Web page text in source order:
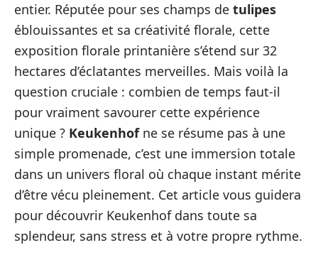
entier. Réputée pour ses champs de tulipes
éblouissantes et sa créativité florale, cette
exposition florale printanière s’étend sur 32
hectares d’éclatantes merveilles. Mais voilà la
question cruciale : combien de temps faut-il
pour vraiment savourer cette expérience
unique ? Keukenhofne se résume pas à une
simple promenade, c’est une immersion totale
dans un univers floral où chaque instant mérite
d’être vécu pleinement. Cet article vous guidera
pour découvrir Keukenhof dans toute sa
splendeur, sans stress et à votre propre rythme.